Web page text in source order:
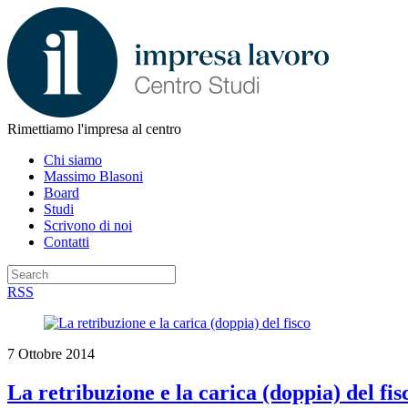
Rimettiamo l'impresa al centro
Chi siamo
Massimo Blasoni
Board
Studi
Scrivono di noi
Contatti
RSS
7 Ottobre 2014
La retribuzione e la carica (doppia) del